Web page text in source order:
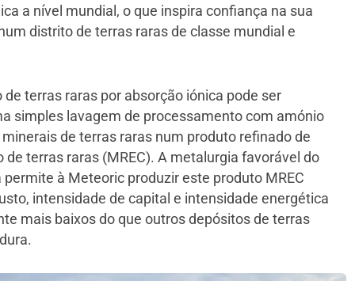
a nível mundial, o que inspira confiança na sua
distrito de terras raras de classe mundial e
terras raras por absorção iónica pode ser
simples lavagem de processamento com amónio
de terras raras num produto refinado de
de terras raras (MREC). A metalurgia favorável do
permite à Meteoric produzir este produto MREC
intensidade de capital e intensidade energética
mais baixos do que outros depósitos de terras